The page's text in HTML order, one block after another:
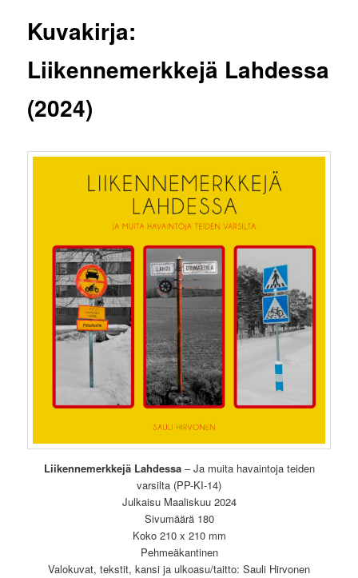
Kuvakirja:
Liikennemerkkejä Lahdessa
(2024)
Liikennemerkkejä Lahdessa– Ja muita havaintoja teiden
varsilta (PP-KI-14)
Julkaisu Maaliskuu 2024
Sivumäärä 180
Koko 210 x 210 mm
Pehmeäkantinen
Valokuvat, tekstit, kansi ja ulkoasu/taitto: Sauli Hirvonen